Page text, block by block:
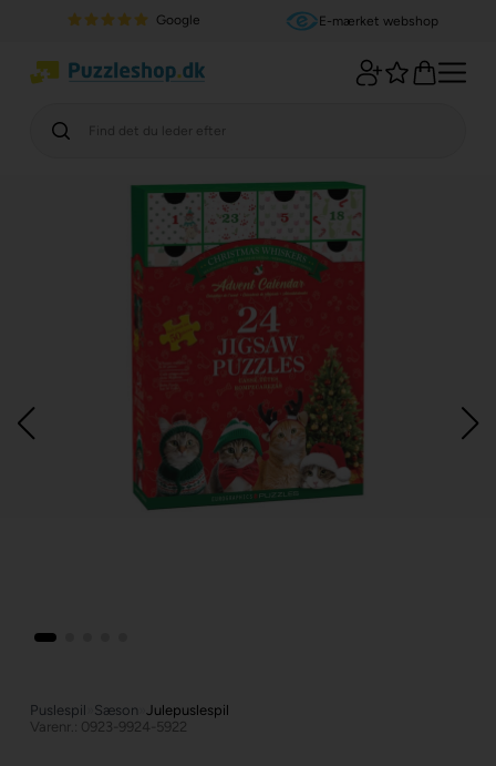
Google E-mærket webshop
Puslespil Sæson Julepuslespil
Varenr.: 0923-9924-5922